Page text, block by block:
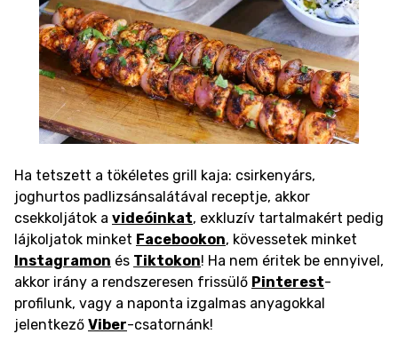
Ha tetszett a tökéletes grill kaja: csirkenyárs,
joghurtos padlizsánsalátával receptje, akkor
csekkoljátok a videóinkat, exkluzív tartalmakért pedig
lájkoljatok minket Facebookon, kövessetek minket
Instagramon és Tiktokon! Ha nem éritek be ennyivel,
akkor irány a rendszeresen frissülő Pinterest-
profilunk, vagy a naponta izgalmas anyagokkal
jelentkező Viber-csatornánk!